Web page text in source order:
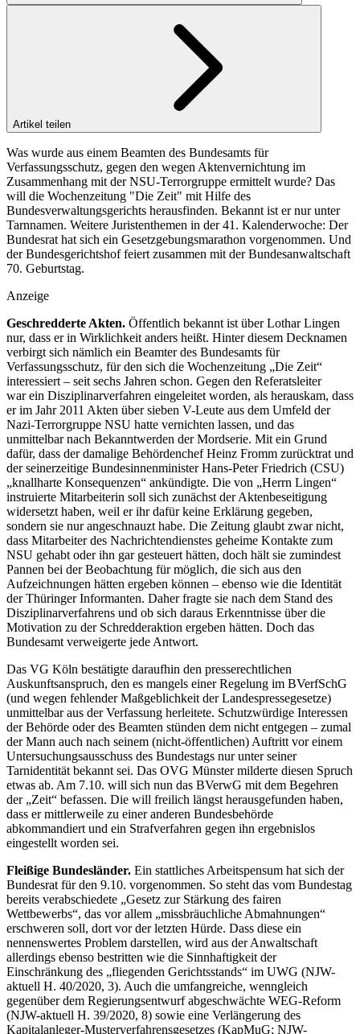
Artikel teilen
Was wurde aus einem Beamten des Bundesamts für
Verfassungsschutz, gegen den wegen Aktenvernichtung im
Zusammenhang mit der NSU-Terrorgruppe ermittelt wurde? Das
will die Wochenzeitung "Die Zeit" mit Hilfe des
Bundesverwaltungsgerichts herausfinden. Bekannt ist er nur unter
Tarnnamen. Weitere Juristenthemen in der 41. Kalenderwoche: Der
Bundesrat hat sich ein Gesetzgebungsmarathon vorgenommen. Und
der Bundesgerichtshof feiert zusammen mit der Bundesanwaltschaft
70. Geburtstag.
Anzeige
Geschredderte Akten. Öffentlich bekannt ist über Lothar Lingen
nur, dass er in Wirklichkeit anders heißt. Hinter diesem Decknamen
verbirgt sich nämlich ein Beamter des Bundesamts für
Verfassungsschutz, für den sich die Wochenzeitung „Die Zeit“
interessiert – seit sechs Jahren schon. Gegen den Referatsleiter
war ein Disziplinarverfahren eingeleitet worden, als herauskam, dass
er im Jahr 2011 Akten über sieben V-Leute aus dem Umfeld der
Nazi-Terrorgruppe NSU hatte vernichten lassen, und das
unmittelbar nach Bekanntwerden der Mordserie. Mit ein Grund
dafür, dass der damalige Behördenchef Heinz Fromm zurücktrat und
der seinerzeitige Bundesinnenminister Hans-Peter Friedrich (CSU)
„knallharte Konsequenzen“ ankündigte. Die von „Herrn Lingen“
instruierte Mitarbeiterin soll sich zunächst der Aktenbeseitigung
widersetzt haben, weil er ihr dafür keine Erklärung gegeben,
sondern sie nur angeschnauzt habe. Die Zeitung glaubt zwar nicht,
dass Mitarbeiter des Nachrichtendienstes geheime Kontakte zum
NSU gehabt oder ihn gar gesteuert hätten, doch hält sie zumindest
Pannen bei der Beobachtung für möglich, die sich aus den
Aufzeichnungen hätten ergeben können – ebenso wie die Identität
der Thüringer Informanten. Daher fragte sie nach dem Stand des
Disziplinarverfahrens und ob sich daraus Erkenntnisse über die
Motivation zu der Schredderaktion ergeben hätten. Doch das
Bundesamt verweigerte jede Antwort.
Das VG Köln bestätigte daraufhin den presserechtlichen
Auskunftsanspruch, den es mangels einer Regelung im BVerfSchG
(und wegen fehlender Maßgeblichkeit der Landespressegesetze)
unmittelbar aus der Verfassung herleitete. Schutzwürdige Interessen
der Behörde oder des Beamten stünden dem nicht entgegen – zumal
der Mann auch nach seinem (nicht-öffentlichen) Auftritt vor einem
Untersuchungsausschuss des Bundestags nur unter seiner
Tarnidentität bekannt sei. Das OVG Münster milderte diesen Spruch
etwas ab. Am 7.10. will sich nun das BVerwG mit dem Begehren
der „Zeit“ befassen. Die will freilich längst herausgefunden haben,
dass er mittlerweile zu einer anderen Bundesbehörde
abkommandiert und ein Strafverfahren gegen ihn ergebnislos
eingestellt worden sei.
Fleißige Bundesländer. Ein stattliches Arbeitspensum hat sich der
Bundesrat für den 9.10. vorgenommen. So steht das vom Bundestag
bereits verabschiedete „Gesetz zur Stärkung des fairen
Wettbewerbs“, das vor allem „missbräuchliche Abmahnungen“
erschweren soll, dort vor der letzten Hürde. Dass diese ein
nennenswertes Problem darstellen, wird aus der Anwaltschaft
allerdings ebenso bestritten wie die Sinnhaftigkeit der
Einschränkung des „fliegenden Gerichtsstands“ im UWG (NJW-
aktuell H. 40/2020, 3). Auch die umfangreiche, wenngleich
gegenüber dem Regierungsentwurf abgeschwächte WEG-Reform
(NJW-aktuell H. 39/2020, 8) sowie eine Verlängerung des
Kapitalanleger-Musterverfahrensgesetzes (KapMuG; NJW-